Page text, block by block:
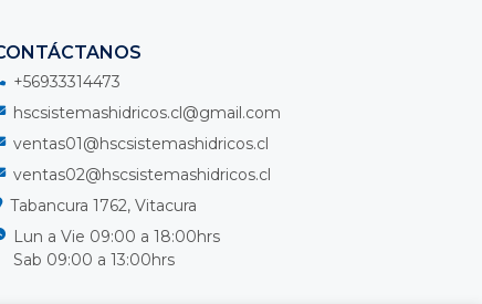
+56933314473
hscsistemashidricos.cl@gmail.com
ventas01@hscsistemashidricos.cl
ventas02@hscsistemashidricos.cl
Tabancura 1762, Vitacura
Lun a Vie 09:00 a 18:00hrs
Sab 09:00 a 13:00hrs